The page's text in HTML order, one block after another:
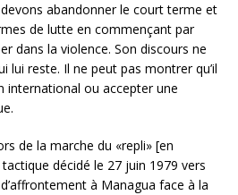
abandonner le court terme et
de lutte en commençant par
dans la violence. Son discours ne
lui reste. Il ne peut pas montrer qu’il
international ou accepter une
de la marche du «repli» [en
décidé le 27 juin 1979 vers
à Managua face à la